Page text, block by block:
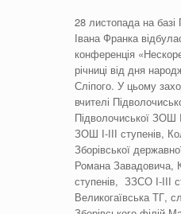
28 листопада на базі
Івана Франка
конференція
річниці від дня
Сліпого. У цьому
вчителі
Підволочиської ЗОШ
ЗОШ І-ІІІ ступенів,
Зборівської
Романа Завадовича,
ступенів, ЗЗСО І-ІІІ
Великогаївська ТГ,